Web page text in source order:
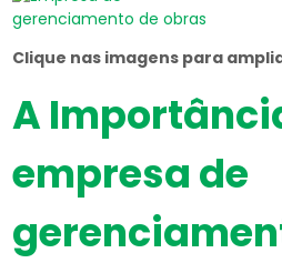
Clique nas imagens para
A
empresa de